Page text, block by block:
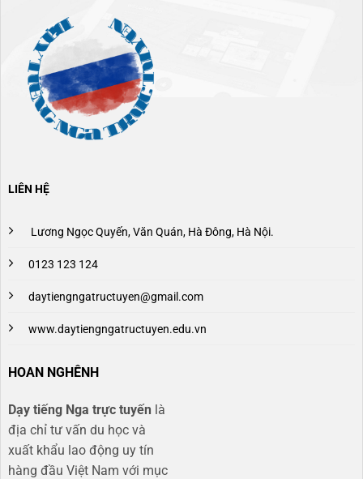
LIÊN HỆ
Lương Ngọc Quyến, Văn Quán, Hà Đông, Hà Nội.
0123 123 124
daytiengngatructuyen@gmail.com
www.daytiengngatructuyen.edu.vn
HOAN NGHÊNH
Dạy tiếng Nga trực tuyến là
địa chỉ tư vấn du học và
xuất khẩu lao động uy tín
hàng đầu Việt Nam với mục